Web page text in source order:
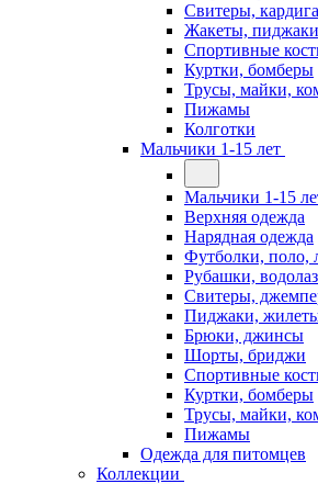
Свитеры,
Жакеты,
Спортивные
Куртки, бомберы
Трусы, майки,
Пижамы
Колготки
Мальчики 1-15 лет
Мальчики 1-15
Верхняя одежда
Нарядная одежда
Футболки, поло,
Рубашки,
Свитеры,
Пиджаки,
Брюки, джинсы
Шорты, бриджи
Спортивные
Куртки, бомберы
Трусы, майки,
Пижамы
Одежда для питомцев
Коллекции